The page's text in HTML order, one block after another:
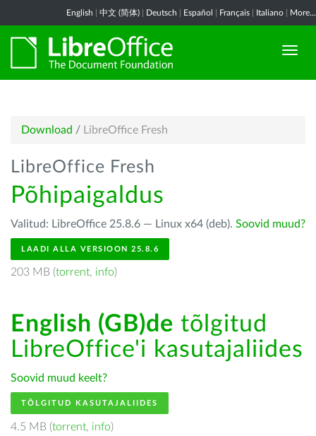
English 中文 (简体) Deutsch Español Français Italiano More...
Download / LibreOffice Fresh
LibreOffice Fresh
Põhipaigaldus
Valitud: LibreOffice 25.8.6 — Linux x64 (deb). Soovid muud?
LAADI ALLA VERSIOON 25.8.6
203 MB (torrent, info)
English (GB)de tõlgitud
LibreOffice'i kasutajaliides
Soovid muud keelt?
TÕLGITUD KASUTAJALIIDES
4.5 MB (torrent, info)